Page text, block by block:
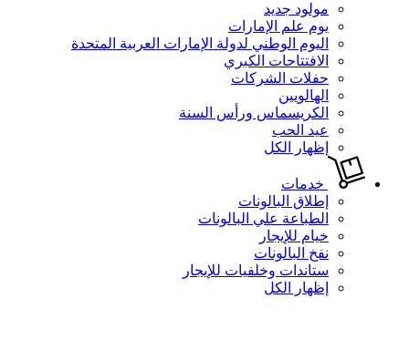
مولود جديد
يوم علم الإمارات
اليوم الوطني لدولة الإمارات العربية المتحدة
الافتتاحات الكبري
حفلات الشركات
الهالويين
الكريسماس ورأس السنة
عيد الحب
إظهار الكل
خدمات
إطلاق البالونات
الطباعة علي البالونات
خيام للإيجار
نفخ البالونات
ستاندات وخلفيات للإيجار
إظهار الكل